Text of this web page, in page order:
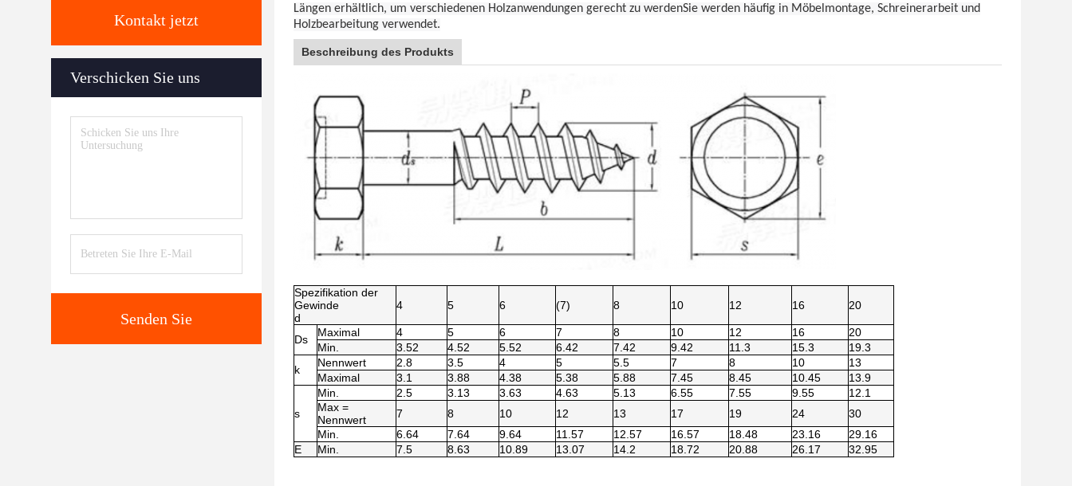
Kontakt jetzt
Verschicken Sie uns
Senden Sie
Längen erhältlich, um verschiedenen Holzanwendungen gerecht zu werdenSie werden häufig in Möbelmontage, Schreinerarbeit und
Holzbearbeitung verwendet.
Beschreibung des Produkts
Spezifikation der
Gewinde
d
4 5 6 (7) 8 10 12 16 20
Ds
Maximal 4 5 6 7 8 10 12 16
20
Min.
3.52 4.52 5.52 6.42 7.42 9.42 11.3 15.3
19.3
k
Nennwert 2.8 3.5 4 5 5.5 7 8 10
13
Maximal
3.1 3.88 4.38 5.38 5.88 7.45 8.45 10.45 13.9
s
Min. 2.5 3.13 3.63 4.63 5.13 6.55 7.55 9.55
12.1
Max =
Nennwert
7 8 10 12 13 17 19 24
30
Min.
6.64 7.64 9.64 11.57 12.57 16.57 18.48 23.16
29.16
E
Min. 7.5 8.63 10.89 13.07 14.2 18.72 20.88 26.17 32.95